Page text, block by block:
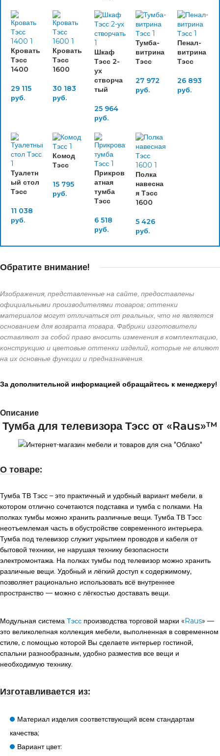
Кровать
Тэсс
1400
29 115
руб.
Кровать
Тэсс
1600
30 183
руб.
Шкаф
Тэсс 2-
ух
створча
тый
25 964
руб.
Тумба-
витрина
Тэсс
27 972
руб.
Пенал-
витрина
Тэсс
26 893
руб.
Туалетн
ый стол
Тэсс
11 038
руб.
Комод
Тэсс
15 795
руб.
Прикров
атная
тумба
Тэсс
6 518
руб.
Полка
навесна
я Тэсс
1600
5 426
руб.
Обратите внимание!
Изображения, представленные на сайте, предоставлены
официальными производителями товаров; оттенки
материалов могут отличаться от реальных, что не является
основанием для возврата товара. Фабрики изготовители
оставляют за собой право вносить изменения в комплектацию,
конструкцию и цветовые оттенки изделий, которые не влияют
на их основные функции и предназначения.
За дополнительной информацией обращайтесь к менеджеру!
Описание
Тумба для телевизора Тэсс от «Raus»™
О товаре:
Тумба ТВ Тэсс – это практичный и удобный вариант мебели, в
котором отлично сочетаются подставка и тумба с полками. На
полках тумбы можно хранить различные вещи. Тумба ТВ Тэсс
неотъемлемая часть в обустройстве современного интерьера.
Тумба под телевизор служит укрытием проводов и кабеля от
бытовой техники, не нарушая технику безопасности
электромонтажа. На полках тумбы под телевизор можно хранить
различные вещи. Удобный и лёгкий доступ к содержимому,
позволяет рационально использовать всё внутреннее
пространство — можно с лёгкостью доставать вещи.
Модульная система Тэсс производства торговой марки « Raus» —
это великолепная коллекция мебели, выполненная в современном
стиле, с помощью которой Вы сделаете интерьер гостиной,
спальни разнообразным, удобно разместив все вещи и
необходимую технику.
Изготавливается из:
Материал изделия соответствующий всем стандартам
качества;
Вариант цвет: